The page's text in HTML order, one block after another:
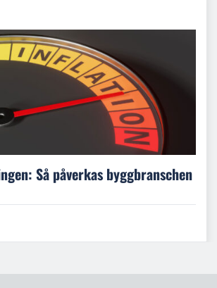
Så påverkas byggbranschen